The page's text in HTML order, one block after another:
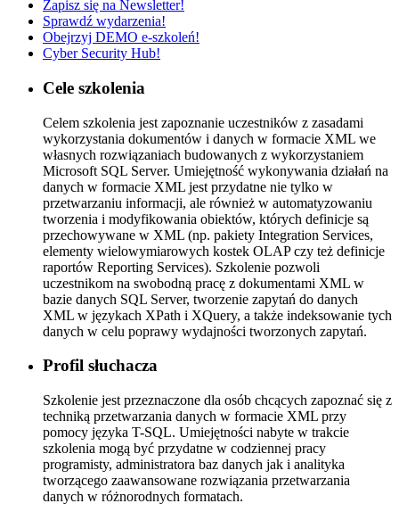
Zapisz się na Newsletter!
Sprawdź wydarzenia!
Obejrzyj DEMO e-szkoleń!
Cyber Security Hub!
Cele szkolenia
Celem szkolenia jest zapoznanie uczestników z zasadami
wykorzystania dokumentów i danych w formacie XML we
własnych rozwiązaniach budowanych z wykorzystaniem
Microsoft SQL Server. Umiejętność wykonywania działań na
danych w formacie XML jest przydatne nie tylko w
przetwarzaniu informacji, ale również w automatyzowaniu
tworzenia i modyfikowania obiektów, których definicje są
przechowywane w XML (np. pakiety Integration Services,
elementy wielowymiarowych kostek OLAP czy też definicje
raportów Reporting Services). Szkolenie pozwoli
uczestnikom na swobodną pracę z dokumentami XML w
bazie danych SQL Server, tworzenie zapytań do danych
XML w językach XPath i XQuery, a także indeksowanie tych
danych w celu poprawy wydajności tworzonych zapytań.
Profil słuchacza
Szkolenie jest przeznaczone dla osób chcących zapoznać się z
techniką przetwarzania danych w formacie XML przy
pomocy języka T-SQL. Umiejętności nabyte w trakcie
szkolenia mogą być przydatne w codziennej pracy
programisty, administratora baz danych jak i analityka
tworzącego zaawansowane rozwiązania przetwarzania
danych w różnorodnych formatach.